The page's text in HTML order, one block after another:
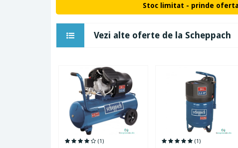
Stoc limitat - prinde
Vezi alte oferte de la Scheppach
(1) (1)